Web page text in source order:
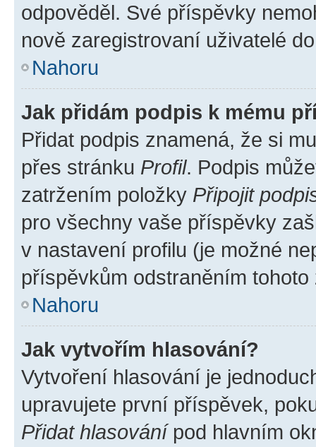
odpověděl. Své příspěvky
nově zaregistrovaní uživatelé
Nahoru
Jak přidám podpis k mému
Přidat podpis znamená, že si
přes stránku Profil. Podpis
zatržením položky Připojit
pro všechny vaše příspěvky
v nastavení profilu (je možné
příspěvkům odstraněním
Nahoru
Jak vytvořím hlasování?
Vytvoření hlasování je
upravujete první příspěvek,
Přidat hlasovánípod hlavním